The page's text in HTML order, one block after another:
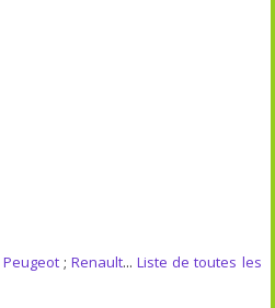
Peugeot ;Renault...Liste de toutes les